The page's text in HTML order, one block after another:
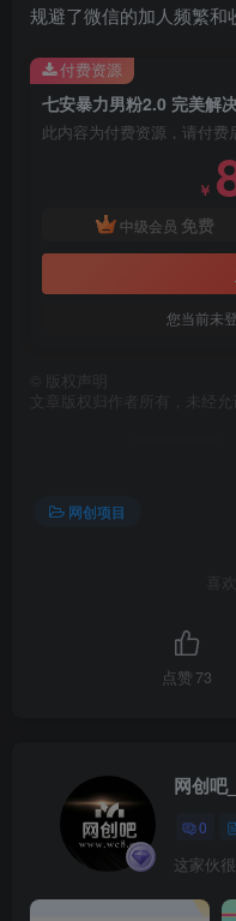
规避了微信的加人频繁和
此内容为付费资源，请付费
￥
中级会员 免费
您当前未
付费资源
版权声明
文章版权归作者所有，未经允
网创项目
喜
点赞 73
网创吧
0
这家伙